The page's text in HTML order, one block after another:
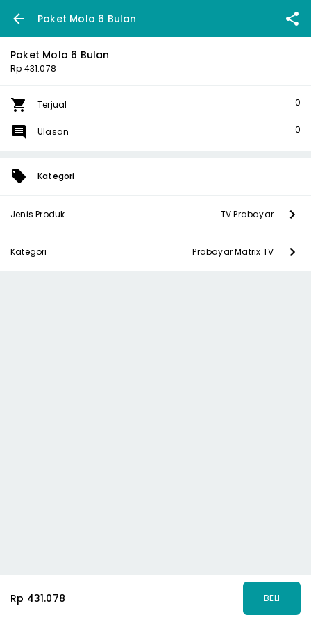
Paket Mola 6 Bulan
Paket Mola 6 Bulan
Rp 431.078
Terjual 0
Ulasan 0
Kategori
Jenis Produk TV Prabayar
Kategori Prabayar Matrix TV
Rp 431.078 BELI